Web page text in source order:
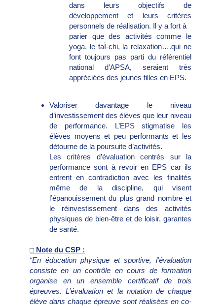
dans leurs objectifs de
développement et leurs critères
personnels de réalisation. Il y a fort à
parier que des activités comme le
yoga, le taÏ-chi, la relaxation….qui ne
font toujours pas parti du référentiel
national d’APSA, seraient très
appréciées des jeunes filles en EPS.
Valoriser davantage le niveau
d’investissement des élèves que leur niveau
de performance. L’EPS stigmatise les
élèves moyens et peu performants et les
détourne de la poursuite d’activités.
Les critères d’évaluation centrés sur la
performance sont à revoir en EPS car ils
entrent en contradiction avec les finalités
même de la discipline, qui visent
l’épanouissement du plus grand nombre et
le réinvestissement dans des activités
physiques de bien-être et de loisir, garantes
de santé.
□ Note du CSP :
“En éducation physique et sportive, l’évaluation
consiste en un contrôle en cours de formation
organise en un ensemble certificatif de trois
épreuves. L’évaluation et la notation de chaque
élève dans chaque épreuve sont réalisées en co-